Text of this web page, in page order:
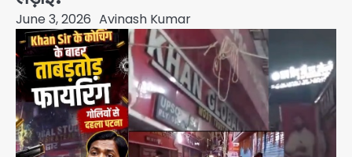
June 3, 2026 Avinash Kumar